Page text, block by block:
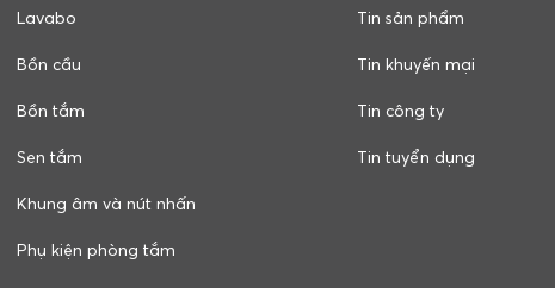
Lavabo
Bồn cầu
Bồn tắm
Sen tắm
Khung âm và nút nhấn
Phụ kiện phòng tắm
Tin sản phẩm
Tin khuyến mại
Tin công ty
Tin tuyển dụng